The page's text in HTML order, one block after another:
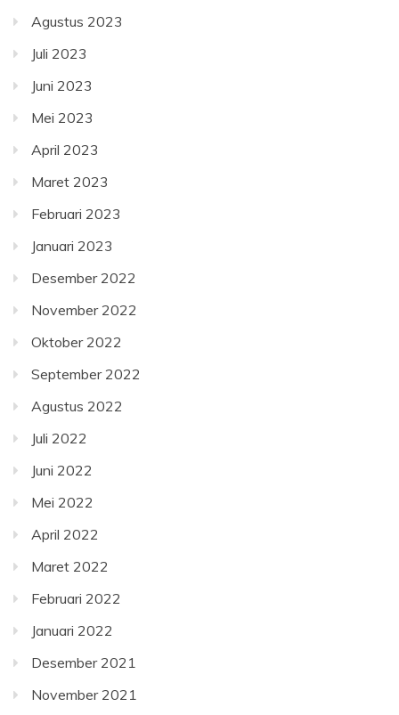
Agustus 2023
Juli 2023
Juni 2023
Mei 2023
April 2023
Maret 2023
Februari 2023
Januari 2023
Desember 2022
November 2022
Oktober 2022
September 2022
Agustus 2022
Juli 2022
Juni 2022
Mei 2022
April 2022
Maret 2022
Februari 2022
Januari 2022
Desember 2021
November 2021